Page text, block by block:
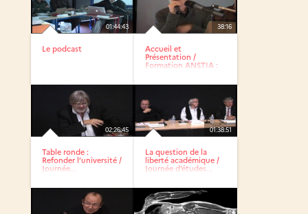
01:44:43
Le podcast
38:16
Accueil et
Présentation /
Formation ANSTIA :
02:26:45
Table ronde :
Refonder l’université /
Journée...
01:38:51
La question de la
liberté académique /
Journée d’études...